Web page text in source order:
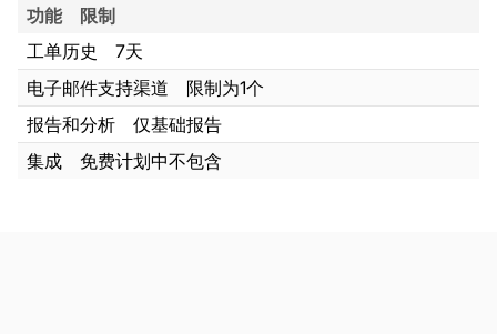
功能
限制
工单历史
7天
电子邮件支持渠道
限制为1个
报告和分析
仅基础报告
集成
免费计划中不包含